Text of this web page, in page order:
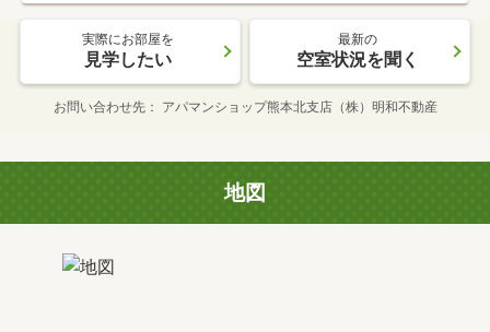
実際にお部屋を
見学したい
最新の
空室状況を聞く
お問い合わせ先 アパマンショップ熊本北支店（株）明和不動産
地図